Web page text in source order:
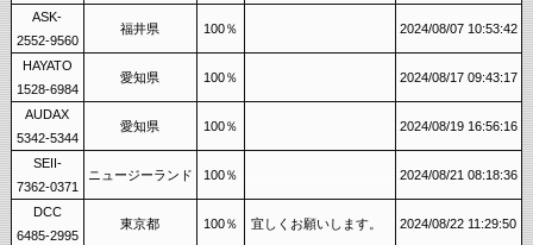
ASK-
2552-9560
福井県 100％ 2024/08/07 10:53:42
HAYATO
1528-6984
愛知県 100％ 2024/08/17 09:43:17
AUDAX
5342-5344
愛知県 100％ 2024/08/19 16:56:16
SEII-
7362-0371
ニュージーランド 100％ 2024/08/21 08:18:36
DCC
6485-2995
東京都 100％ 宜しくお願いします。 2024/08/22 11:29:50